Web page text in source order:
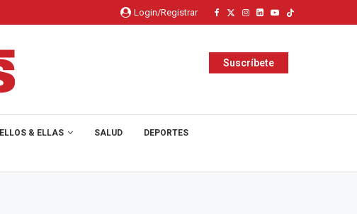
Login/Registrar
Suscríbete
ELLOS & ELLAS SALUD DEPORTES